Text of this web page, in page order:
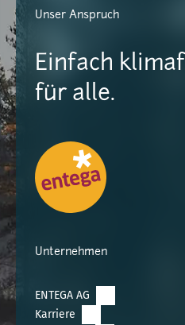
Unser Anspruch
Einfach
für alle.
Unternehmen
ENTEGA AG
Karriere